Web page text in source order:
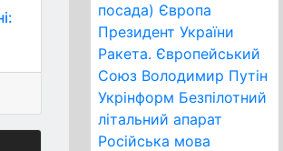
посада) Європа
Президент України
Ракета. Європейський
Союз Володимир Путін
Укрінформ Безпілотний
літальний апарат
Російська мова